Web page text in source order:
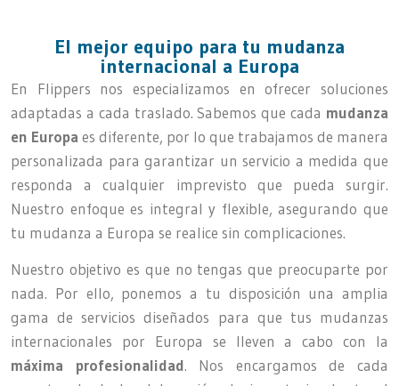
El mejor equipo para tu mudanza
internacional a Europa
En Flippers nos especializamos en ofrecer soluciones
adaptadas a cada traslado. Sabemos que cada mudanza
en Europa es diferente, por lo que trabajamos de manera
personalizada para garantizar un servicio a medida que
responda a cualquier imprevisto que pueda surgir.
Nuestro enfoque es integral y flexible, asegurando que
tu mudanza a Europa se realice sin complicaciones.
Nuestro objetivo es que no tengas que preocuparte por
nada. Por ello, ponemos a tu disposición una amplia
gama de servicios diseñados para que tus mudanzas
internacionales por Europa se lleven a cabo con la
máxima profesionalidad. Nos encargamos de cada